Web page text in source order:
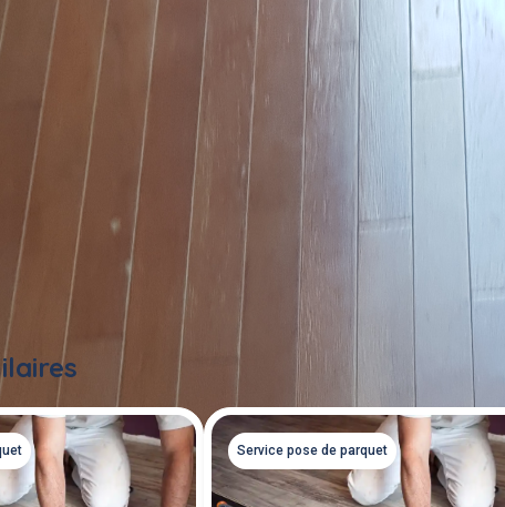
une gosse ponceuse bordeuse.
Service pose de parquet